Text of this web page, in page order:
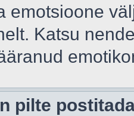
emotsioone
Katsu
pilte